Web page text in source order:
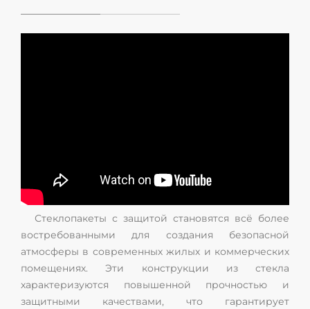
Стеклопакеты с защитой становятся всё более
востребованными для создания безопасной
атмосферы в современных жилых и коммерческих
помещениях. Эти конструкции из стекла
характеризуются повышенной прочностью и
защитными качествами, что гарантирует